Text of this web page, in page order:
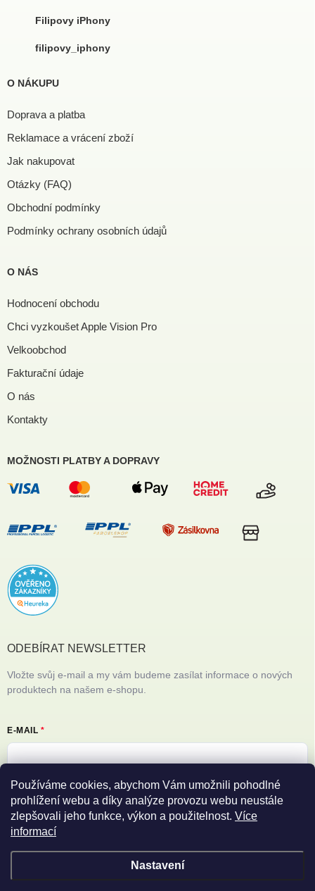
Používáme cookies, abychom Vám umožnili pohodlné
prohlížení webu a díky analýze provozu webu neustále
zlepšovali jeho funkce, výkon a použitelnost. Více
informací
Nastavení
Filipovy iPhony
filipovy_iphony
O NÁKUPU
Doprava a platba
Reklamace a vrácení zboží
Jak nakupovat
Otázky (FAQ)
Obchodní podmínky
Podmínky ochrany osobních údajů
O NÁS
Hodnocení obchodu
Chci vyzkoušet Apple Vision Pro
Velkoobchod
Fakturační údaje
O nás
Kontakty
MOŽNOSTI PLATBY A DOPRAVY
ODEBÍRAT NEWSLETTER
Vložte svůj e-mail a my vám budeme zasílat informace o nových
produktech na našem e-shopu.
E-MAIL
Vložením e-mailu souhlasíte spodmínkami ochrany osobních údajů
Přihlásit se